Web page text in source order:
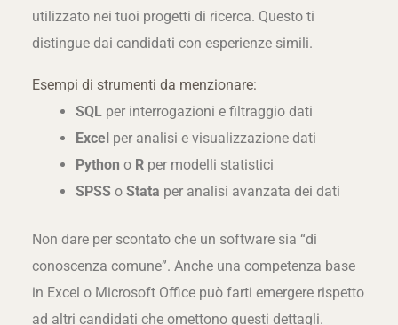
utilizzato nei tuoi progetti di ricerca. Questo ti
distingue dai candidati con esperienze simili.
Esempi di strumenti da menzionare:
SQL per interrogazioni e filtraggio dati
Excel per analisi e visualizzazione dati
Python o R per modelli statistici
SPSS oStata per analisi avanzata dei dati
Non dare per scontato che un software sia “di
conoscenza comune”. Anche una competenza base
in Excel o Microsoft Office può farti emergere rispetto
ad altri candidati che omettono questi dettagli.